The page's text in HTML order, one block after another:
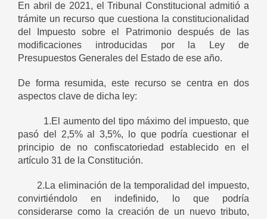
En abril de 2021, el Tribunal Constitucional admitió a
trámite un recurso que cuestiona la constitucionalidad
del Impuesto sobre el Patrimonio después de las
modificaciones introducidas por la Ley de
Presupuestos Generales del Estado de ese año.
De forma resumida, este recurso se centra en dos
aspectos clave de dicha ley:
1.El aumento del tipo máximo del impuesto, que
pasó del 2,5% al 3,5%, lo que podría cuestionar el
principio de no confiscatoriedad establecido en el
artículo 31 de la Constitución.
2.La eliminación de la temporalidad del impuesto,
convirtiéndolo en indefinido, lo que podría
considerarse como la creación de un nuevo tributo,